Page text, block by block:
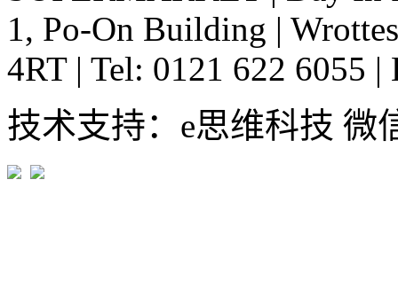
1, Po-On Building |
4RT | Tel: 0121 622 6055 |
技术支持：e思维科技 微